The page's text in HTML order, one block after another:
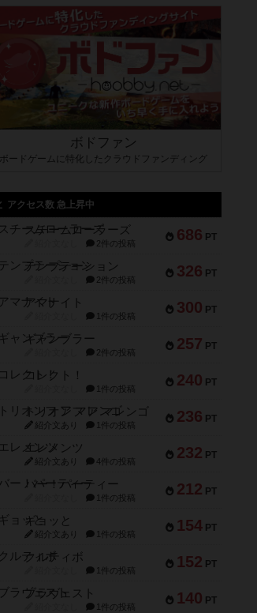
ボドファン
ボードゲームに特化したクラウドファンディング
アクセス数 急上昇中
686 PT
スチームローラーズ
2件の投稿
326 PT
テンプテーション
2件の投稿
300 PT
アマナイト
1件の投稿
257 PT
ギャンブラー
2件の投稿
240 PT
コレクト！
1件の投稿
236 PT
トリオンフ ア マレンゴ
紹介文あり 1件の投稿
232 PT
エレメンツ
紹介文あり 4件の投稿
212 PT
バー！パーティー
1件の投稿
154 PT
ギョッと
紹介文あり 1件の投稿
152 PT
クルティボ
1件の投稿
140 PT
ブラヴェスト
1件の投稿